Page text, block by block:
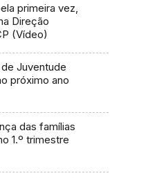
primeira vez,
Direção
(Vídeo)
Juventude
próximo ano
das famílias
1.º trimestre